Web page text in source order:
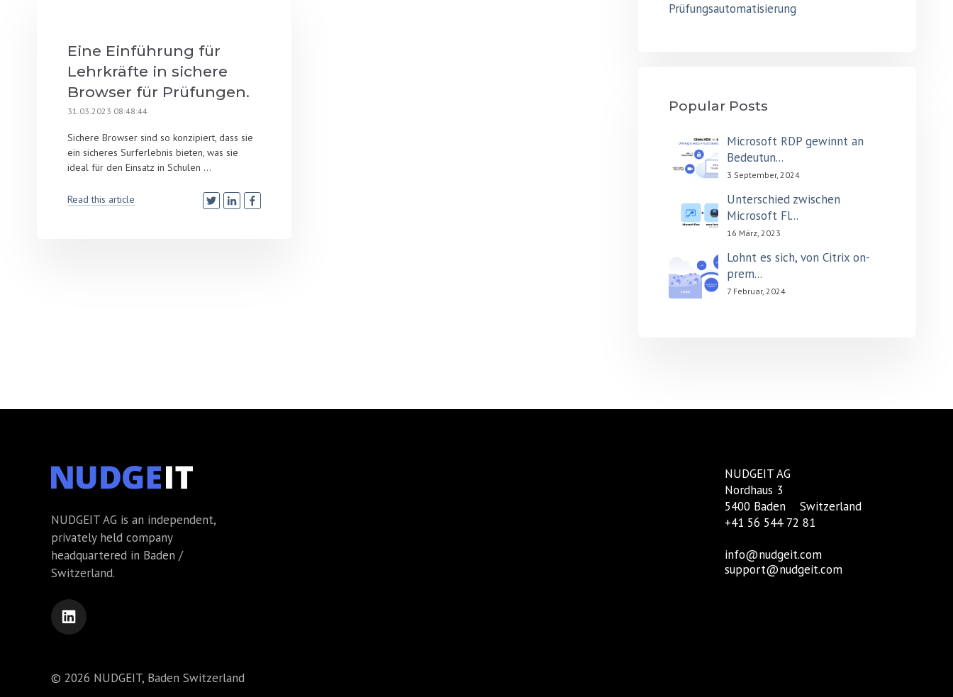
Eine Einführung für
Lehrkräfte in sichere
Browser für Prüfungen.
31.03.2023 08:48:44
Sichere Browser sind so konzipiert, dass sie
ein sicheres Surferlebnis bieten, was sie
ideal für den Einsatz in Schulen ...
Read this article
Prüfungsautomatisierung
Popular Posts
Microsoft RDP gewinnt an
Bedeutun...
3 September, 2024
Unterschied zwischen
Microsoft Fl...
16 März, 2023
Lohnt es sich, von Citrix on-
prem...
7 Februar, 2024
NUDGEIT AG is an independent,
privately held company
headquartered in Baden /
Switzerland.
© 2026 NUDGEIT, Baden Switzerland
NUDGEIT AG
Nordhaus 3
5400 Baden Switzerland
+41 56 544 72 81
info@nudgeit.com
support@nudgeit.com